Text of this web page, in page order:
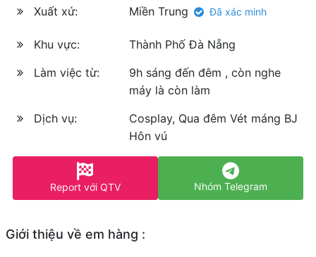
Xuất xứ:
Miền Trung Đã xác minh
Khu vực:
Thành Phố Đà Nẵng
Làm việc từ:
9h sáng đến đêm , còn nghe
máy là còn làm
Dịch vụ:
Cosplay, Qua đêm Vét máng BJ
Hôn vú
Report với QTV Nhóm Telegram
Giới thiệu về em hàng :